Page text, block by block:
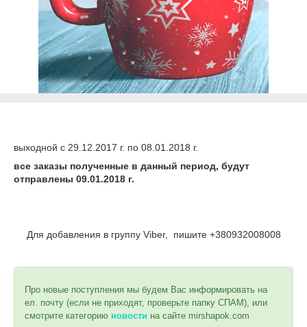
выходной с 29.12.2017 г. по 08.01.2018 г.
все заказы полученные в данный период, будут
отправлены 09.01.2018 г.
Для добавления в группу Viber, пишите +380932008008
Про новые поступления мы будем Вас информировать на
ел. почту (если не приходят, проверьте папку СПАМ), или
смотрите категорию новости на сайте mirshapok.com